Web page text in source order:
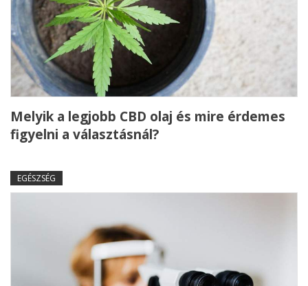
Melyik a legjobb CBD olaj és mire érdemes
figyelni a választásnál?
EGÉSZSÉG